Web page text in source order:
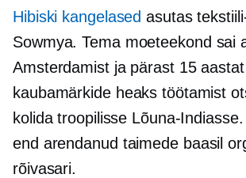
Hibiski kangelased asutas
Sowmya. Tema moeteekond sai
Amsterdamist ja pärast 15
kaubamärkide heaks töötamist
kolida troopilisse Lõuna-
end arendanud taimede baasil
rõivasari.